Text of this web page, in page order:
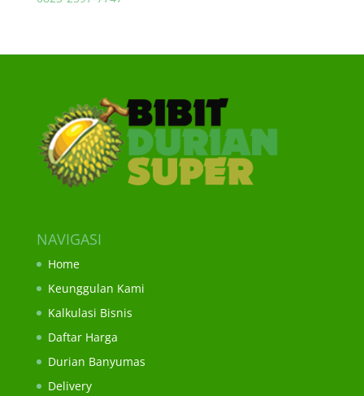
NAVIGASI
Home
Keunggulan Kami
Kalkulasi Bisnis
Daftar Harga
Durian Banyumas
Delivery